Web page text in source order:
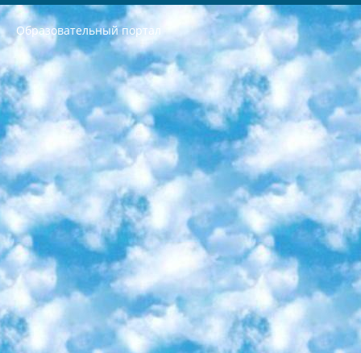
Образовательный портал
РЕСПУБЛИКА УЗБЕКИСТАН МИНИСТРЕРСТВО ДОШКОЛЬНОГО И ШКОЛЬНОГО ОБРАЗОВАНИЯ КОМАНДА в общеобразовательных учреждениях в 2023-2024 учебном году организация и проведение итоговой государственной аттестации обучающихся о Министра дошкольного и школьного образования Республики Узбекистан от 4 марта 2008 года (постановлением Минюста от 20 марта 2008 года № 1778 государственной регистрации) «Итоговое состояние учащихся общего среднего образования на основании положения об утверждении положения об аттестации общего среднего образования выпускной экзамен студентов в образовательных учреждениях в 2023-2024 учебном году В целях организации и прохождения аттестации приказываю: 1. Следующее: перечень предметов, по которым будет проводиться итоговая государственная аттестация и экзамен формы перевода согласно приложению 1; сертификаты международного образца, оценивающие уровень владения иностранными языками перечень согласно приложению 2; 2. Педагогический при специализированных образовательных учреждениях. научно-практический центр квалификации и международной оценки (Д.Давидова) 2024 г. До 25 марта: задания по предметам, по которым будет проводиться итоговая аттестация разработка и утверждение технических условий; итоговая аттестация на основании разработанного предметного задания разработка вопросов по предметам (устно и письменно), экзамен передача; общеобразовательные средние школы и специальные учебные заведения учащиеся выпускных классов школ и интернатов в агентской системе подготовка базы данных экзаменационных материалов и критериев оценки; перевод базы экзаменационных материалов на все языки обучения подать в Республиканский образовательный центр для изготовления; варианты экзаменов на основе разработанных контрольных материалов пусть будут поставлены задачи формирования. 3. Республиканский образовательный центр (Ш.Худайкулов) до 5 апреля 2024 года. до: база данных предоставленных экзаменационных материалов на все языки обучения перевод и экспертиза; для слепых, слабовидящих, глухих, слабослышащих и умственно отсталых детей учащиеся выпускных классов специализированных школ и школ-интернатов база данных экзаменационных материалов на всех преподаваемых языках подготовка критериев оценки; специализированные школы для умственно отсталых детей и технологии для учащихся выпускных классов школ-интернатов разработка соответствующих рекомендаций и критериев проведения ЕГЭ по естествознанию давать задания. 4. Педагогический при специализированных образовательных учреждениях. Научно-практический центр навыков и международной оценки (Д.Давидова), Республика образовательный центр (Худайкулов Ш.) итоговый государственный аттестационный экзамен ориентирован на творческое и логическое мышление при подготовке базы материалов учитывать введение заданий. 5. Следует отметить, что: сертификат государственного образца о знании общеобразовательного предмета и как минимум национальный уровень B1 по предметам на иностранных языках, указанным в Приложении 2. или международно признанный сертификат эквивалентного уровня студенты, изучающие определенный предмет, освобождаются от экзамена; по соответствующим предметам запланирована итоговая государственная аттестация за день до дня, путем жеребьевки Рабочей группой (в письменной форме по предметам, проводимым в форме) из числа сформированных вариантов выбрано 2 варианта; 2 выбранных варианта экзамена анонсированы на официальном сайте министерства и все выпускники по всей стране на основе этих вариантов проводит итоговую государственную аттестацию. 6. Государственное образование учащихся средних общеобразовательных учреждений. знания в соответствии с квалификационными требованиями, которые необходимо приобрести на основании стандартов итоговый (выпускной) контроль для 9 и 11 классов в целях тестирования Экзамены (далее – экзамены) состоят из предметов, перечисленных в приложении 1. будет сделано. 7. Экзамены пройдут с 26 мая по 15 июня 2024 г. (кроме науки физического воспитания). 8. Физическая для учащихся 9 классов общесредних образовательных учреждений. Экзамены по предмету «Образование, квалификация медицина» 1-6 мая 2024 года. сотрудники перевести под присмотр (с отклонениями в физическом или умственном развитии) специализированная школа для детей, школы-интернаты и со сколиозом школы-интернаты санаторного типа для больных детей исключены). 9. Он был слепым, слабовидящим и имел нарушения опорно-двигательного аппарата. экзамены в специализированных школах и интернатах для детей должны проводиться исходя из требований, предъявляемых к общеобразовательным учреждениям (физкультура кроме науки). 10. Специализированная школа для глухих и слабослышащих детей. и экзамены в интернатах и быть реализован в виде письменного теста по математике. 11. Специальность для умственно отсталых детей. Для 9 класса Родной язык и литературное письмо Государственный язык (язык обучения – узбекский). для неклассов) написано Математическое письмо Письменная/устная история Узбекистана Физическое воспитание практично Итоговый контроль Для 11 класса Написание родного языка и литературы (эссе) Математическое письмо Узбекский язык (обучение на узбекском языке) не посещающее общее среднее образование для учреждений)/Образовательное учреждение выбор письменный и устный Иностранный язык письменный/устный Письменная/устная история Узбекистана *По выбору студента:  Химия  Физика  Основы государственного права  География 10 бесплатных образовательных ресурсов - Мы составили подборку онлайн-проектов с интерактивными упражнениями, видеолекциями и статьями. Они помогут вам обрести новые и освежить старые знания бесплатно. 1. «ИНТУИТ» Старейшая образовательная площадка Рунета. Здесь вы найдёте сотни текстовых и видеокурсов на десятки различных тем — от программирования до психологии. Многие курсы подготовлены российскими университетами и крупными международными компаниями вроде Intel и Microsoft. Самостоятельное обучение бесплатное, но желающие могут оплатить услуги персональных наставников. 2. «Смартия» знакомит с актуальными профессиями и подсказывает, как им обучаться. Выбрав заинтересовавшую вас специальность — SMM-специалист, фотограф, веб-дизайнер или другую, — увидите список необходимых для неё умений. Чтобы вы могли освоить их самостоятельно, для каждого умения площадка отображает подборку ссылок на учебные материалы. Хотя «Смартия» ориентируется на русскоязычную аудиторию, часть контента всё же доступна только на английском. 3. «Лекторий Физтеха» Проект Московского физико-технического института (Физтеха). С его помощью вы можете смотреть онлайн серии лекций, записанные на видео в этом вузе. В числе доступных предметов — физика, биология, химия, информационные технологии и другие. К некоторым лекциям администрация ресурса прилагает готовые конспекты, которые можно скачивать в PDF-формате. 4. ITMOcourses Онлайн-площадка Санкт-Петербургского национального исследовательского университета информационных технологий, механики и оптики (ИТМО). Ресурс предоставляет свободный доступ к курсам, разработанным в этом вузе. Каталог материалов разбит на четыре категории: «Оптические системы и технологии», «Приборостроение и робототехника», «Информационные технологии» и «Биотехнологии». Курсы состоят из видеолекций, интерактивных демонстраций и заданий. 5. «КиберЛенинка» Электронная научная библиотека открытого доступа. Каталог площадки регулярно обрастает текстами статей из различных научных изданий. Сгруппированные по журналам и рубрикам публикации можно читать онлайн или скачивать целиком в PDF-формате. Проект нацелен на популяризацию науки за счёт открытого доступа к качественной информации. 6. «ПостНаука» На этом ресурсе публикуют подборки видеолекций, составленные экспертами из разных отраслей и объединённые общими темами. Среди них, к примеру, есть серии «Биоинформатика и геномика», «Культура средневековой Скандинавии» и Cinema Studies о теории кино. Каждая подборка лекций — логически связанная история, рассказанная экспертом от первого лица. Кроме того, на сайте появляются научно-образовательные статьи и тесты на разные темы. 7. «Newочём» Команда проекта «Newочём» отбирает самые интересные тексты из англоязычных СМИ и переводит те из них, за которые голосуют участники сообщества «ВКонтакте». По большей части это научно-популярные статьи. Редакторы придумывают лишь заголовки, в остальном содержание переводов соответствует оригиналам. Полные тексты можно читать прямо в социальной сети. 8. InternetUrok Онлайн-база материалов по основным дисциплинам школьной программы. Информация на сайте структурирована по классам, предметам и темам (урокам). Каждый урок состоит из видеолекций и конспектов. Есть также интерактивные тренажёры и тесты для закрепления пройденного материала. Даже если вы давно окончили школу, возможность повторить программу старших классов всегда может пригодиться. 9. Edutainme Ещё один ресурс об образовании. В отличие от Newtonew, как мне кажется, Edutainme больше ориентируется на представителей индустрии: педагогов, предпринимателей, разработчиков образовательных проектов. Но и любой, кто просто стремится к саморазвитию, найдёт на сайте много полезного и интересного для себя. Например, информацию о новых курсах и образовательных сервисах. 10. Newtonew Онлайн-медиа об образовании и обучении в широком смысле. Авторы Newtonew пишут об инструментах, заведениях, тактиках и стратегиях, которые помогают учить других и получать новые знания самостоятельно. На этой площадке вы найдёте новости, обзоры, аналитические мат